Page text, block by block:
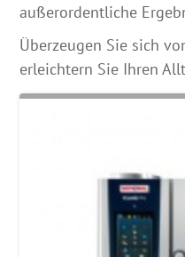
außerordentliche
Überzeugen Sie sich
erleichtern Sie Ihren